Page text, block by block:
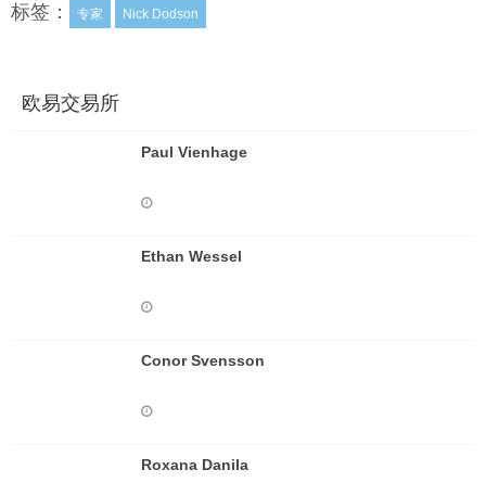
标签： 专家 Nick Dodson
欧易交易所
Paul Vienhage
Ethan Wessel
Conor Svensson
Roxana Danila